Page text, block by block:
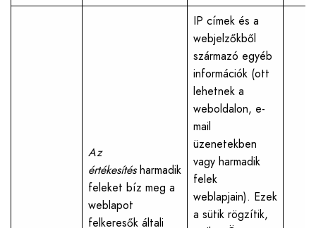
Az
értékesítésharmadik
feleket bíz meg a
weblapot
felkeresők általi
IP címek és a
webjelzőkből
származó egyéb
információk (ott
lehetnek a
weboldalon, e-
mail
üzenetekben
vagy harmadik
felek
weblapjain). Ezek
a sütik rögzítik,